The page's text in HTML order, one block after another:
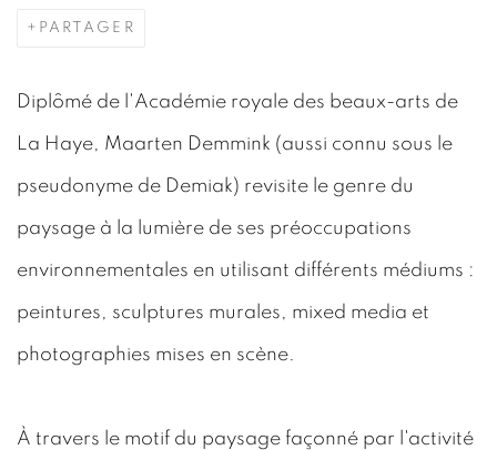
PARTAGER
Diplômé de l'Académie royale des beaux-arts de
La Haye, Maarten Demmink (aussi connu sous le
pseudonyme de Demiak) revisite le genre du
paysage à la lumière de ses préoccupations
environnementales en utilisant différents médiums :
peintures, sculptures murales, mixed media et
photographies mises en scène.
À travers le motif du paysage façonné par l'activité